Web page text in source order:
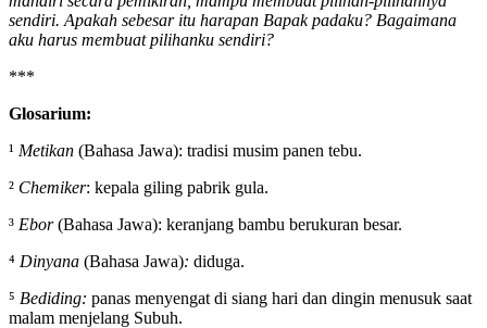
sendiri. Apakah sebesar itu harapan Bapak padaku? Bagaimana
aku harus membuat pilihanku sendiri?
***
Glosarium:
¹ Metikan (Bahasa Jawa): tradisi musim panen tebu.
² Chemiker: kepala giling pabrik gula.
³ Ebor(Bahasa Jawa): keranjang bambu berukuran besar.
⁴ Dinyana (Bahasa Jawa): diduga.
⁵ Bediding: panas menyengat di siang hari dan dingin menusuk saat
malam menjelang Subuh.